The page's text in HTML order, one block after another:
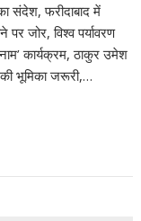
का संदेश, फरीदाबाद में
पर जोर, विश्व पर्यावरण
कार्यक्रम, ठाकुर उमेश
भूमिका जरूरी,…